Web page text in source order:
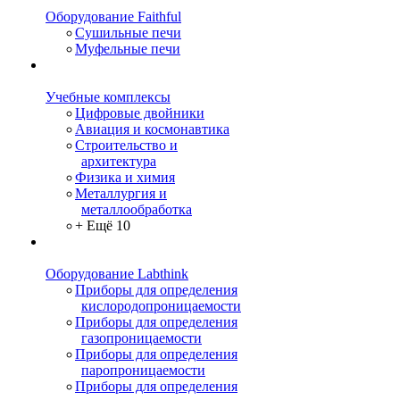
Оборудование Faithful
Сушильные печи
Муфельные печи
Учебные комплексы
Цифровые двойники
Авиация и космонавтика
Строительство и
архитектура
Физика и химия
Металлургия и
металлообработка
+ Ещё 10
Оборудование Labthink
Приборы для определения
кислородопроницаемости
Приборы для определения
газопроницаемости
Приборы для определения
паропроницаемости
Приборы для определения